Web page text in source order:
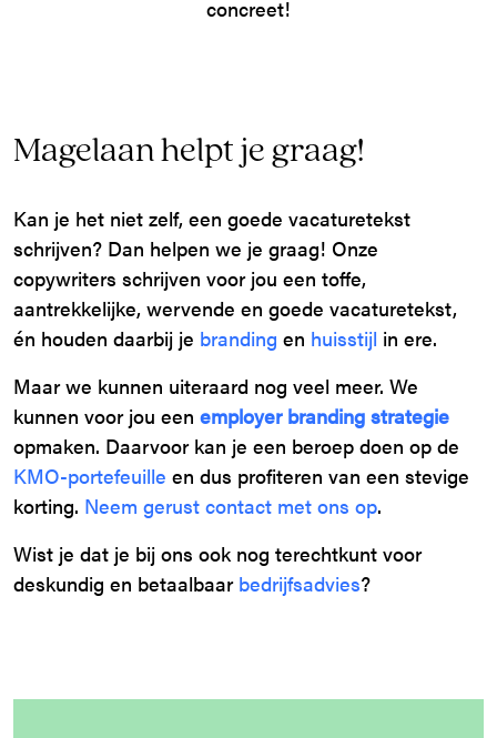
Magelaan helpt je graag!
Kan je het niet zelf, een goede vacaturetekst
schrijven? Dan helpen we je graag! Onze
copywriters schrijven voor jou een toffe,
aantrekkelijke, wervende en goede vacaturetekst,
én houden daarbij je branding en huisstijl in ere.
Maar we kunnen uiteraard nog veel meer. We
kunnen voor jou een employer branding strategie
opmaken. Daarvoor kan je een beroep doen op de
KMO-portefeuille en dus profiteren van een stevige
korting. Neem gerust contact met ons op.
Wist je dat je bij ons ook nog terechtkunt voor
deskundig en betaalbaar bedrijfsadvies?